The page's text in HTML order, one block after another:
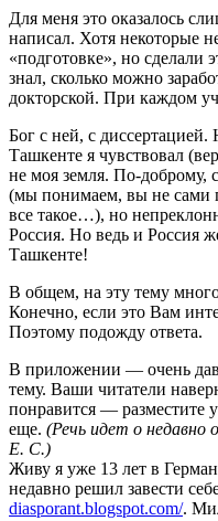
Для меня это оказалось
написал. Хотя некоторые
«подготовке», но сделали
знал, сколько можно
докторской. При каждом
Бог с ней, с
Ташкенте я чувствовал
не моя земля. По-доброму,
(мы понимаем, вы не сами
все такое…), но
Россия. Но ведь и Россия
Ташкенте!
В общем, на эту тему
Конечно, если это Вам
Поэтому подожду ответа.
В приложении — очень
тему. Ваши читатели
понравится — разместите
еще. (Речь идет о недавно
Е. С.)
Живу я уже 13 лет в
недавно решил завести
diasporant.blogspot.com/.